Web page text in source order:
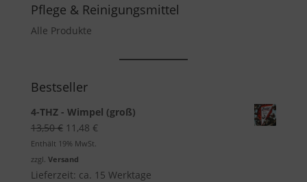
Pflege & Reinigungsmittel
Alle Produkte
Bestseller
4-THZ - Wimpel (groß)
13,50€ Ursprünglicher
Preis
war:
13,50 €
11,48 €Aktueller
11,48 €.
Enthält 19% MwSt.
zzgl. Versand
Lieferzeit: ca. 15 Werktage